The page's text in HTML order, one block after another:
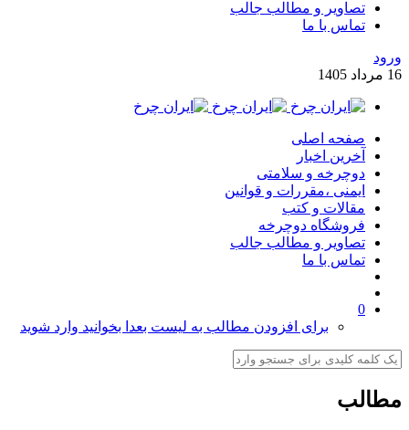
تصاویر و مطالب جالب
تماس با ما
ورود
16 مرداد 1405
صفحه اصلی
آخرین اخبار
دوچرخه و سلامتی
ایمنی ،مقررات و قوانین
مقالات و کتب
فروشگاه دوچرخه
تصاویر و مطالب جالب
تماس با ما
0
برای افزودن مطالب به لیست بعدا بخوانید وارد شوید
مطالب